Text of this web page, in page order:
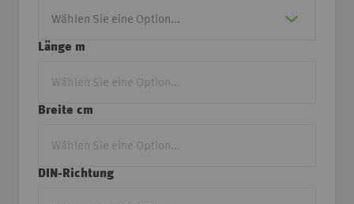
Länge m
Breite cm
DIN-Richtung